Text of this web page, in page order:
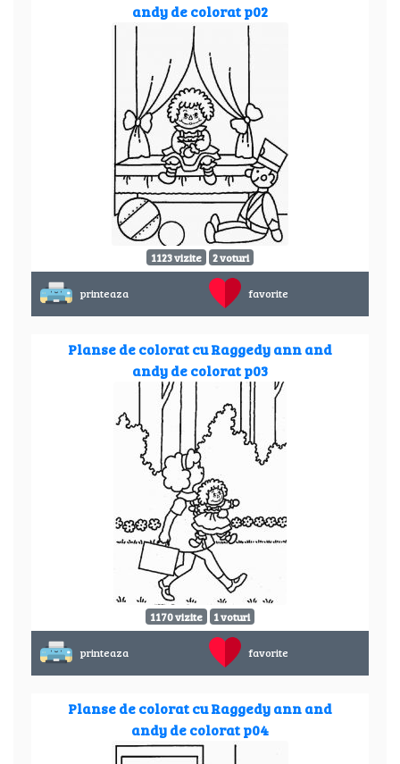
andy de colorat p02
1123 vizite 2 voturi
printeaza favorite
Planse de colorat cu Raggedy ann and
andy de colorat p03
1170 vizite 1 voturi
printeaza favorite
Planse de colorat cu Raggedy ann and
andy de colorat p04